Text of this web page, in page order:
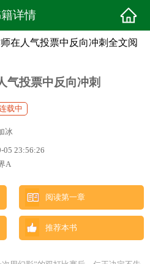
详情
在人气投票中反向冲刺全文阅
气投票中反向冲刺
载中
冰
05 23:56:26
A
阅读第一章
推荐本书